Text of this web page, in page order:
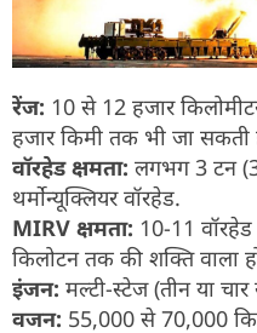
रेंज: 10 से 12 हजार
हजार किमी तक भी जा सकती
वॉरहेड क्षमता: लगभग 3 टन
थर्मोन्यूक्लियर वॉरहेड.
MIRV क्षमता: 10-11
किलोटन तक की शक्ति वाला
इंजन: मल्टी-स्टेज (तीन या
वजन: 55,000 से 70,000